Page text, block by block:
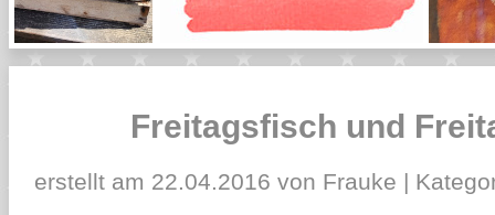
Freitagsfisch und
erstellt am 22.04.2016 von Frauke |